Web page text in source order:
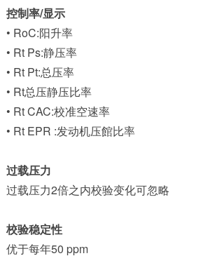
控制率/显示
• RoC:阳升率
• Rt Ps:静压率
• Rt Pt:总压率
• Rt总压静压比率
• Rt CAC:校准空速率
• Rt EPR :发动机压館比率
过载压力
过载压力2倍之内校验变化可忽略
校验稳定性
优于每年50 ppm